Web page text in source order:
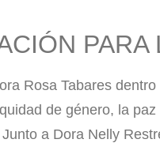
PARA
Rosa Tabares
de género, la
a Dora Nelly